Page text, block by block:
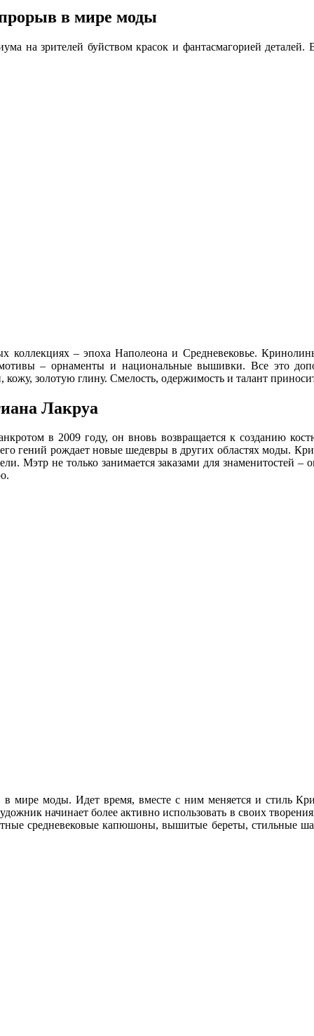
в мире моды
на зрителей буйством красок и фантасмагорией
– эпоха Наполеона и Средневековье.
– орнаменты и национальные вышивки. Все это
кожу, золотую глину. Смелость, одержимость и талант
Лакруа
в 2009 году, он вновь возвращается к созданию
гений рождает новые шедевры в других областях моды.
Мэтр не только занимается заказами для знаменитостей
мире моды. Идет время, вместе с ним меняется и стиль
начинает более активно использовать в своих
средневековые капюшоны, вышитые береты, стильные